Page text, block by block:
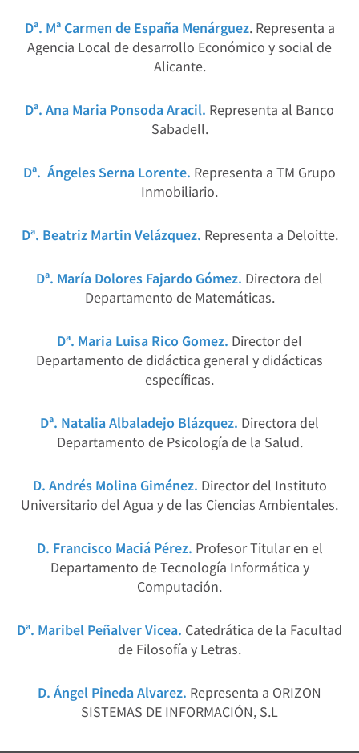
Dª. Mª Carmen de España Menárguez. Representa a
Agencia Local de desarrollo Económico y social de
Alicante.
Dª. Ana Maria Ponsoda Aracil. Representa al Banco
Sabadell.
Dª. Ángeles Serna Lorente. Representa a TM Grupo
Inmobiliario.
Dª. Beatriz Martin Velázquez. Representa a Deloitte.
Dª. María Dolores Fajardo Gómez. Directora del
Departamento de Matemáticas.
Dª. Maria Luisa Rico Gomez. Director del
Departamento de didáctica general y didácticas
específicas.
Dª. Natalia Albaladejo Blázquez. Directora del
Departamento de Psicología de la Salud.
D. Andrés Molina Giménez. Director del Instituto
Universitario del Agua y de las Ciencias Ambientales.
D. Francisco Maciá Pérez. Profesor Titular en el
Departamento de Tecnología Informática y
Computación.
Dª. Maribel Peñalver Vicea. Catedrática de la Facultad
de Filosofía y Letras.
D. Ángel Pineda Alvarez. Representa a ORIZON
SISTEMAS DE INFORMACIÓN, S.L